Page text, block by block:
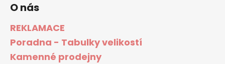
O nás
REKLAMACE
Poradna - Tabulky velikostí
Kamenné prodejny